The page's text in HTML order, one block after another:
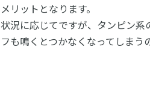
メリットとなります。
状況に応じてですが、タンピン
フも鳴くとつかなくなってしまう